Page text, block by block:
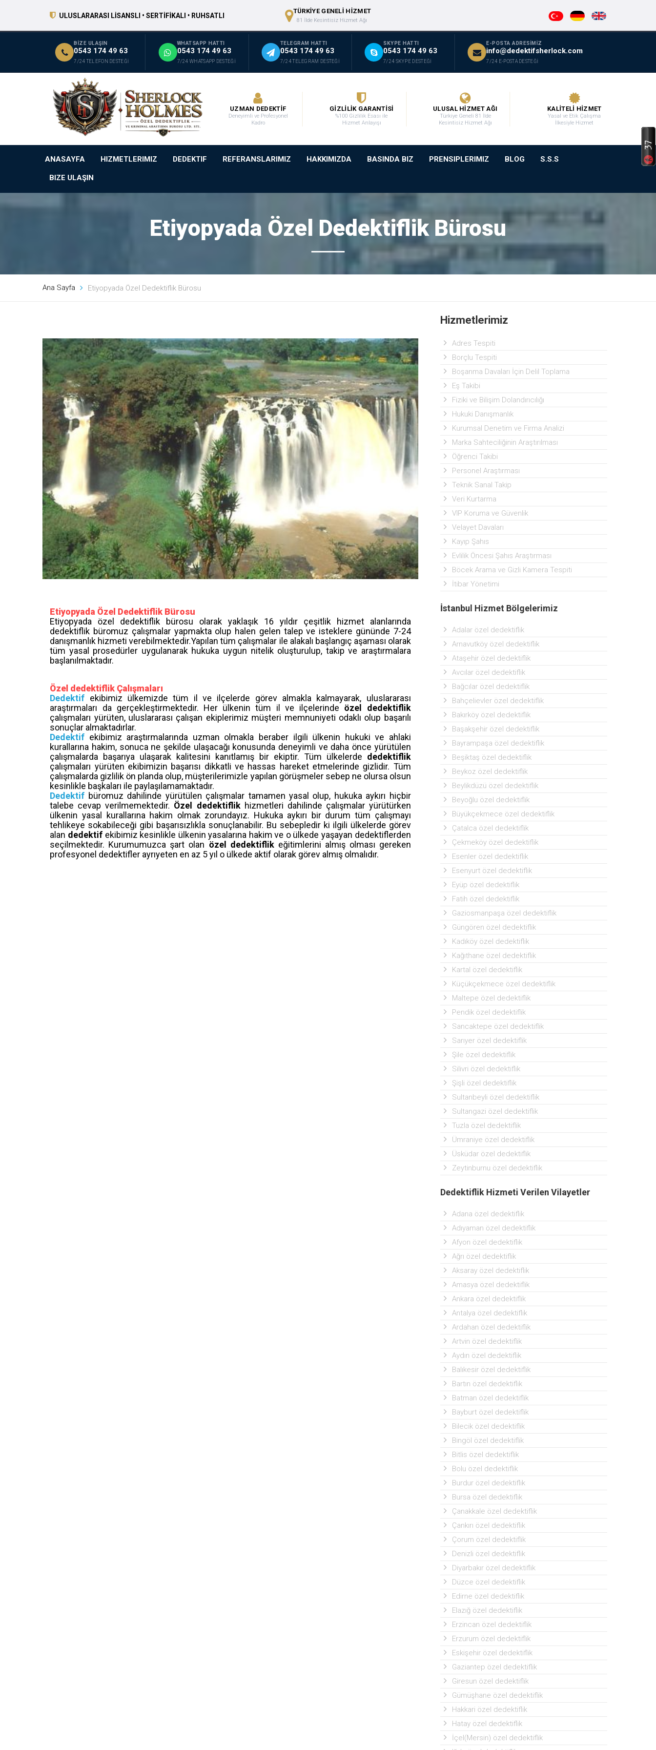
ULUSLARARASI LİSANSLI • SERTİFİKALI • RUHSATLI
TÜRKİYE GENELİ HİZMET
81 İlde Kesintisiz Hizmet Ağı
BİZE ULAŞIN
0543 174 49 63
7/24 TELEFON DESTEĞİ
WHATSAPP HATTI
0543 174 49 63
7/24 WHATSAPP DESTEĞİ
TELEGRAM HATTI
0543 174 49 63
7/24 TELEGRAM DESTEĞİ
SKYPE HATTI
0543 174 49 63
7/24 SKYPE DESTEĞİ
E-POSTA ADRESİMİZ
info@dedektifsherlock.com
7/24 E-POSTA DESTEĞİ
UZMAN DEDEKTİF
Deneyimli ve Profesyonel
Kadro
GİZLİLİK GARANTİSİ
%100 Gizlilik Esası ile
Hizmet Anlayışı
ULUSAL HİZMET AĞI
Türkiye Geneli 81 İlde
Kesintisiz Hizmet Ağı
KALİTELİ HİZMET
Yasal ve Etik Çalışma
İlkesiyle Hizmet
ANASAYFA HIZMETLERIMIZ DEDEKTIF REFERANSLARIMIZ HAKKIMIZDA BASINDA BIZ PRENSIPLERIMIZ BLOG S.S.S
BIZE ULAŞIN
Etiyopyada Özel Dedektiflik Bürosu
Ana Sayfa Etiyopyada Özel Dedektiflik Bürosu
Etiyopyada Özel Dedektiflik Bürosu
Etiyopyada özel dedektiflik bürosu olarak yaklaşık 16 yıldır çeşitlik hizmet alanlarında
dedektiflik büromuz çalışmalar yapmakta olup halen gelen talep ve isteklere gününde 7-24
danışmanlık hizmeti verebilmektedir.Yapılan tüm çalışmalar ile alakalı başlangıç aşaması olarak
tüm yasal prosedürler uygulanarak hukuka uygun nitelik oluşturulup, takip ve araştırmalara
başlanılmaktadır.
Özel dedektiflik Çalışmaları
Dedektif ekibimiz ülkemizde tüm il ve ilçelerde görev almakla kalmayarak, uluslararası
araştırmaları da gerçekleştirmektedir. Her ülkenin tüm il ve ilçelerinde özel dedektiflik
çalışmaları yürüten, uluslararası çalışan ekiplerimiz müşteri memnuniyeti odaklı olup başarılı
sonuçlar almaktadırlar.
Dedektif ekibimiz araştırmalarında uzman olmakla beraber ilgili ülkenin hukuki ve ahlaki
kurallarına hakim, sonuca ne şekilde ulaşacağı konusunda deneyimli ve daha önce yürütülen
çalışmalarda başarıya ulaşarak kalitesini kanıtlamış bir ekiptir. Tüm ülkelerde dedektiflik
çalışmaları yürüten ekibimizin başarısı dikkatli ve hassas hareket etmelerinde gizlidir. Tüm
çalışmalarda gizlilik ön planda olup, müşterilerimizle yapılan görüşmeler sebep ne olursa olsun
kesinlikle başkaları ile paylaşılamamaktadır.
Dedektif büromuz dahilinde yürütülen çalışmalar tamamen yasal olup, hukuka aykırı hiçbir
talebe cevap verilmemektedir. Özel dedektiflikhizmetleri dahilinde çalışmalar yürütürken
ülkenin yasal kurallarına hakim olmak zorundayız. Hukuka aykırı bir durum tüm çalışmayı
tehlikeye sokabileceği gibi başarısızlıkla sonuçlanabilir. Bu sebepledir ki ilgili ülkelerde görev
alan dedektifekibimiz kesinlikle ülkenin yasalarına hakim ve o ülkede yaşayan dedektiflerden
seçilmektedir. Kurumumuzca şart olan özel dedektiflikeğitimlerini almış olması gereken
profesyonel dedektifler ayrıyeten en az 5 yıl o ülkede aktif olarak görev almış olmalıdır.
Hizmetlerimiz
Adres Tespiti
Borçlu Tespiti
Boşanma Davaları İçin Delil Toplama
Eş Takibi
Fiziki ve Bilişim Dolandırıcılığı
Hukuki Danışmanlık
Kurumsal Denetim ve Firma Analizi
Marka Sahteciliğinin Araştırılması
Öğrenci Takibi
Personel Araştırması
Teknik Sanal Takip
Veri Kurtarma
VIP Koruma ve Güvenlik
Velayet Davaları
Kayıp Şahıs
Evlilik Öncesi Şahıs Araştırması
Böcek Arama ve Gizli Kamera Tespiti
İtibar Yönetimi
İstanbul Hizmet Bölgelerimiz
Adalar özel dedektiflik
Arnavutköy özel dedektiflik
Ataşehir özel dedektiflik
Avcılar özel dedektiflik
Bağcılar özel dedektiflik
Bahçelievler özel dedektiflik
Bakırköy özel dedektiflik
Başakşehir özel dedektiflik
Bayrampaşa özel dedektiflik
Beşiktaş özel dedektiflik
Beykoz özel dedektiflik
Beylikdüzü özel dedektiflik
Beyoğlu özel dedektiflik
Büyükçekmece özel dedektiflik
Çatalca özel dedektiflik
Çekmeköy özel dedektiflik
Esenler özel dedektiflik
Esenyurt özel dedektiflik
Eyüp özel dedektiflik
Fatih özel dedektiflik
Gaziosmanpaşa özel dedektiflik
Güngören özel dedektiflik
Kadıköy özel dedektiflik
Kağıthane özel dedektiflik
Kartal özel dedektiflik
Küçükçekmece özel dedektiflik
Maltepe özel dedektiflik
Pendik özel dedektiflik
Sancaktepe özel dedektiflik
Sarıyer özel dedektiflik
Şile özel dedektiflik
Silivri özel dedektiflik
Şişli özel dedektiflik
Sultanbeyli özel dedektiflik
Sultangazi özel dedektiflik
Tuzla özel dedektiflik
Ümraniye özel dedektiflik
Üsküdar özel dedektiflik
Zeytinburnu özel dedektiflik
Dedektiflik Hizmeti Verilen Vilayetler
Adana özel dedektiflik
Adıyaman özel dedektiflik
Afyon özel dedektiflik
Ağrı özel dedektiflik
Aksaray özel dedektiflik
Amasya özel dedektiflik
Ankara özel dedektiflik
Antalya özel dedektiflik
Ardahan özel dedektiflik
Artvin özel dedektiflik
Aydın özel dedektiflik
Balıkesir özel dedektiflik
Bartın özel dedektiflik
Batman özel dedektiflik
Bayburt özel dedektiflik
Bilecik özel dedektiflik
Bingöl özel dedektiflik
Bitlis özel dedektiflik
Bolu özel dedektiflik
Burdur özel dedektiflik
Bursa özel dedektiflik
Çanakkale özel dedektiflik
Çankırı özel dedektiflik
Çorum özel dedektiflik
Denizli özel dedektiflik
Diyarbakır özel dedektiflik
Düzce özel dedektiflik
Edirne özel dedektiflik
Elazığ özel dedektiflik
Erzincan özel dedektiflik
Erzurum özel dedektiflik
Eskişehir özel dedektiflik
Gaziantep özel dedektiflik
Giresun özel dedektiflik
Gümüşhane özel dedektiflik
Hakkari özel dedektiflik
Hatay özel dedektiflik
İçel(Mersin) özel dedektiflik